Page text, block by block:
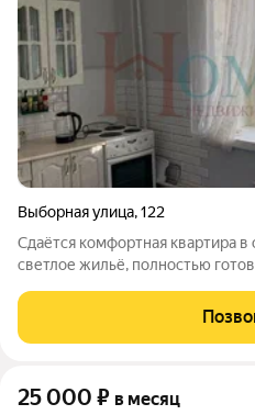
Выборная улица,122
Сдаётся комфортная квартира
светлое жильё, полностью
мебель, техника и
просмотру! Арт. 135961486
25 000 ₽ в месяц